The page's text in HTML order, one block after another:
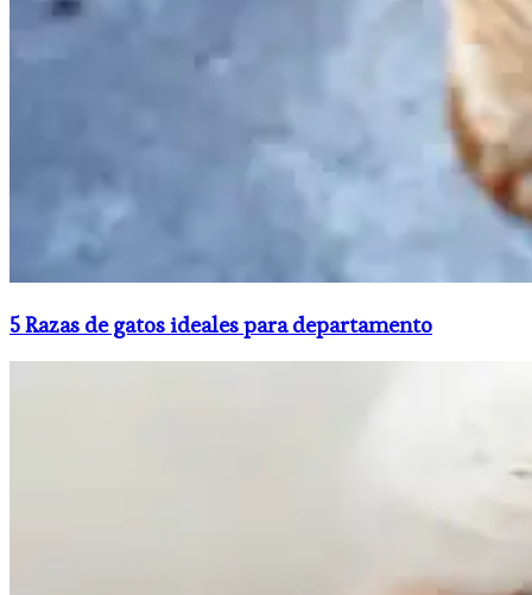
5 Razas de gatos ideales para departamento